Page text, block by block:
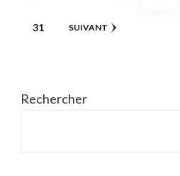
publications
PAGE
31 SUIVANT
Rechercher